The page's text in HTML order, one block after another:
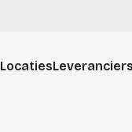
LocatiesLeveranciers